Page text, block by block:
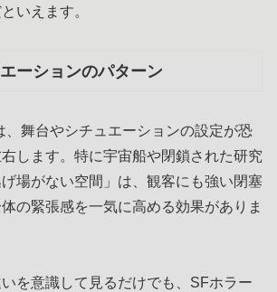
いえます。
ーションのパターン
、舞台やシチュエーションの設定が恐
します。特に宇宙船や閉鎖された研究
場がない空間」は、観客にも強い閉塞
の緊張感を一気に高める効果がありま
を意識して見るだけでも、SFホラー